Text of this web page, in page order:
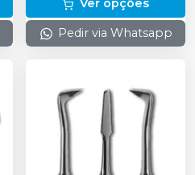
Ver opções
Pedir via Whatsapp